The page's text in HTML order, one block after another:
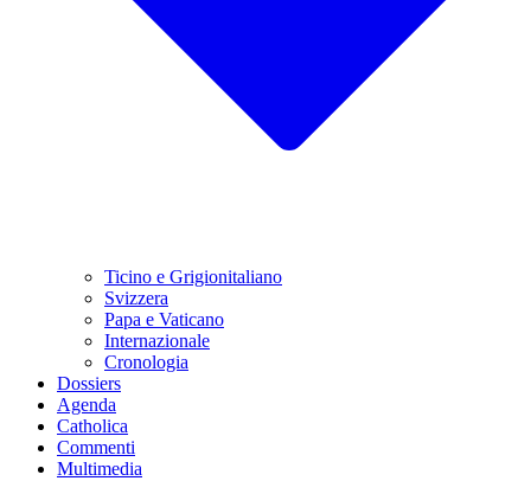
Ticino e Grigionitaliano
Svizzera
Papa e Vaticano
Internazionale
Cronologia
Dossiers
Agenda
Catholica
Commenti
Multimedia